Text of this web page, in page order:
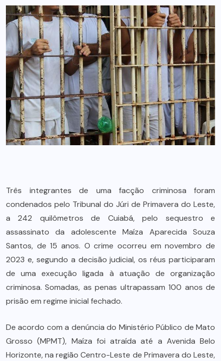
Três integrantes de uma facção criminosa foram
condenados pelo Tribunal do Júri de Primavera do Leste,
a 242 quilômetros de Cuiabá, pelo sequestro e
assassinato da adolescente Maíza Aparecida Souza
Santos, de 15 anos. O crime ocorreu em novembro de
2023 e, segundo a decisão judicial, os réus participaram
de uma execução ligada à atuação de organização
criminosa. Somadas, as penas ultrapassam 100 anos de
prisão em regime inicial fechado.
De acordo com a denúncia do Ministério Público de Mato
Grosso (MPMT), Maíza foi atraída até a Avenida Belo
Horizonte, na região Centro-Leste de Primavera do Leste,